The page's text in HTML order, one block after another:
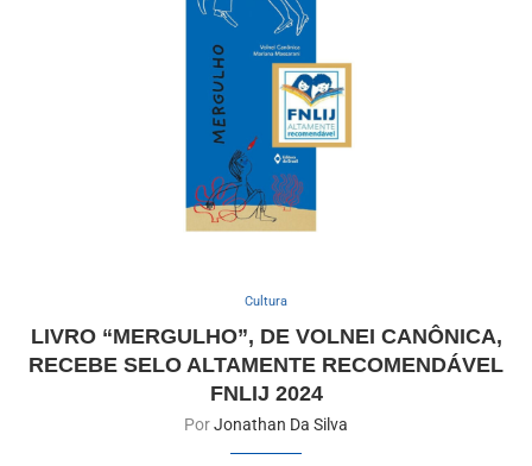
Cultura
LIVRO “MERGULHO”, DE VOLNEI CANÔNICA,
RECEBE SELO ALTAMENTE RECOMENDÁVEL
FNLIJ 2024
PorJonathan Da Silva